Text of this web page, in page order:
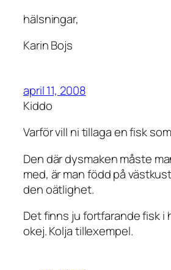
hälsningar,
Karin Bojs
april 11, 2008
Kiddo
Varför vill ni tillaga en fisk
Den där dysmaken måste
med, är man född på
den oätlighet.
Det finns ju fortfarande fisk i
okej. Kolja tillexempel.